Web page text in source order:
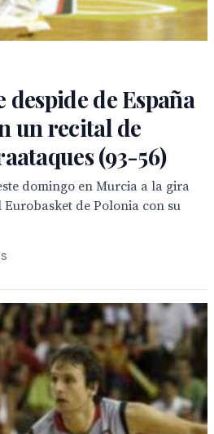
despide de España
un recital de
(93-56)
domingo en Murcia a la gira
de Polonia con su